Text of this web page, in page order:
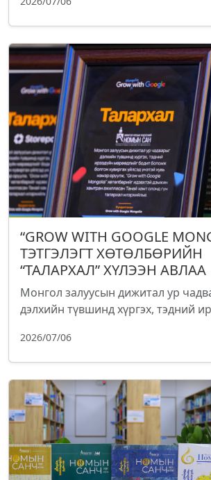
“GROW WITH GOOGLE
ТЭТГЭЛЭГТ ХӨТӨЛБӨРИЙН
“ТАЛАРХАЛ” ХҮЛЭЭН АВЛАА
Монгол залуусын дижитал ур
дэлхийн түвшинд хүргэх, тэдний
2026/07/06